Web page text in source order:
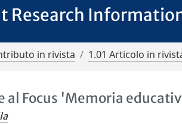
Research
in rivista 1.01 Articolo in
al Focus 'Memoria